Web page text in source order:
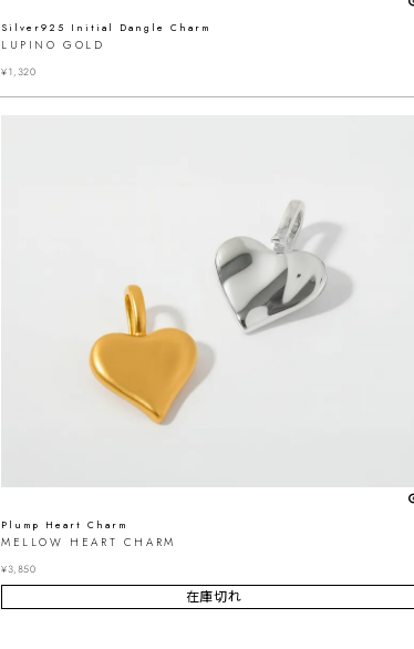
Silver925 Initial Dangle Charm
LUPINO GOLD
¥1,320
Plump Heart Charm
MELLOW HEART CHARM
¥3,850
在庫切れ